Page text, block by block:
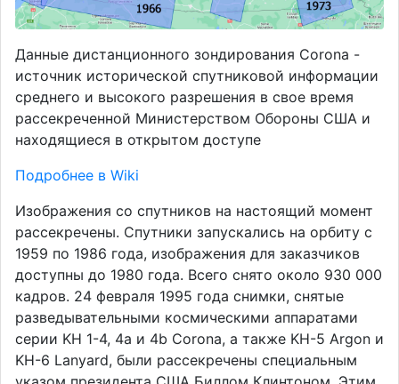
Данные дистанционного зондирования Corona -
источник исторической спутниковой информации
среднего и высокого разрешения в свое время
рассекреченной Министерством Обороны США и
находящиеся в открытом доступе
Подробнее в Wiki
Изображения со спутников на настоящий момент
рассекречены. Спутники запускались на орбиту с
1959 по 1986 года, изображения для заказчиков
доступны до 1980 года. Всего снято около 930 000
кадров. 24 февраля 1995 года снимки, снятые
разведывательными космическими аппаратами
серии KH 1-4, 4a и 4b Corona, а также KH-5 Argon и
KH-6 Lanyard, были рассекречены специальным